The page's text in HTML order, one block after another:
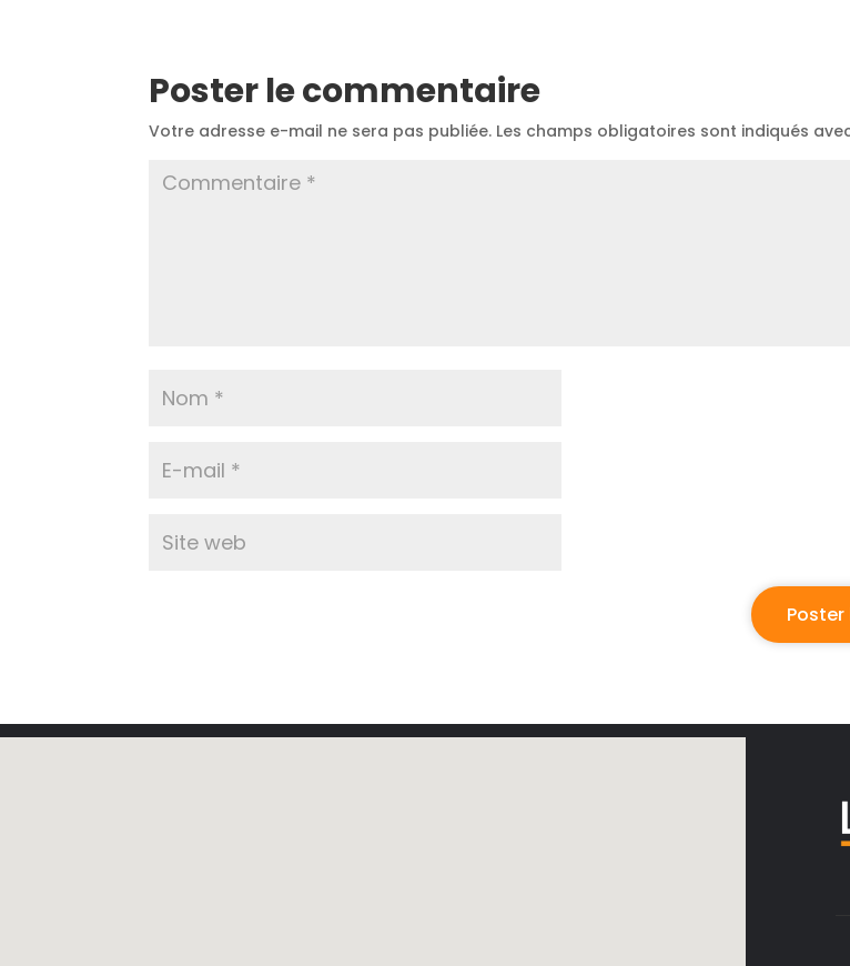
Poster le commentaire
Votre adresse e-mail ne sera pas publiée. Les champs obligatoires sont indiqués